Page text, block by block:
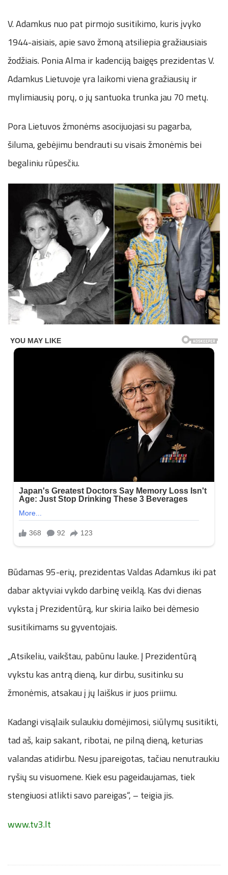
V. Adamkus nuo pat pirmojo susitikimo, kuris įvyko
1944-aisiais, apie savo žmoną atsiliepia gražiausiais
žodžiais. Ponia Alma ir kadenciją baigęs prezidentas V.
Adamkus Lietuvoje yra laikomi viena gražiausių ir
mylimiausių porų, o jų santuoka trunka jau 70 metų.
Pora Lietuvos žmonėms asocijuojasi su pagarba,
šiluma, gebėjimu bendrauti su visais žmonėmis bei
begaliniu rūpesčiu.
Būdamas 95-erių, prezidentas Valdas Adamkus iki pat
dabar aktyviai vykdo darbinę veiklą. Kas dvi dienas
vyksta į Prezidentūrą, kur skiria laiko bei dėmesio
susitikimams su gyventojais.
„Atsikeliu, vaikštau, pabūnu lauke. Į Prezidentūrą
vykstu kas antrą dieną, kur dirbu, susitinku su
žmonėmis, atsakau į jų laiškus ir juos priimu.
Kadangi visąlaik sulaukiu domėjimosi, siūlymų susitikti,
tad aš, kaip sakant, ribotai, ne pilną dieną, keturias
valandas atidirbu. Nesu įpareigotas, tačiau nenutraukiu
ryšių su visuomene. Kiek esu pageidaujamas, tiek
stengiuosi atlikti savo pareigas“, – teigia jis.
www.tv3.lt